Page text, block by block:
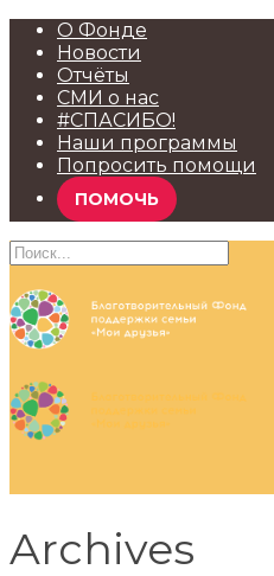
О Фонде
Новости
Отчёты
СМИ о нас
#СПАСИБО!
Наши программы
Попросить помощи
ПОМОЧЬ
Archives